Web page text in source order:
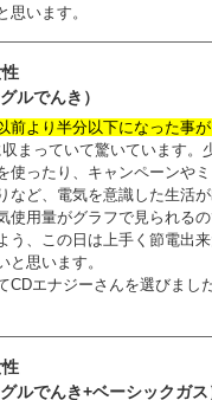
思います。
ルでんき）
前より半分以下になった事
まっていて驚いています。
使ったり、キャンペーンや
など、電気を意識した生活が
使用量がグラフで見られる
う、この日は上手く節電出
と思います。
CDエナジーさんを選びまし
グルでんき+ベーシックガス